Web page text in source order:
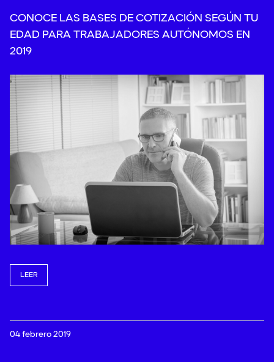
CONOCE LAS BASES DE COTIZACIÓN SEGÚN TU
EDAD PARA TRABAJADORES AUTÓNOMOS EN
2019
LEER
04 febrero 2019